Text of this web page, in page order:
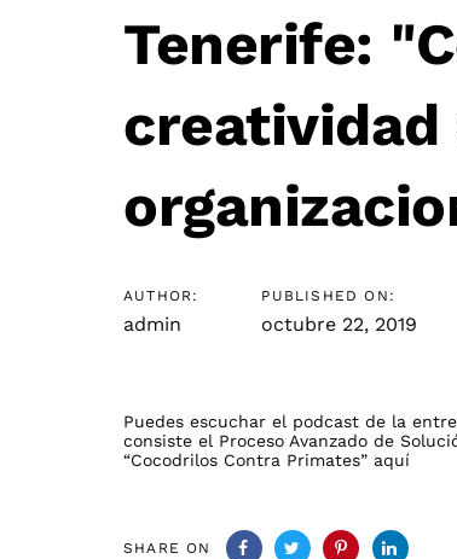
Tenerife:
creatividad
AUTHOR:
admin
PUBLISHED ON:
octubre 22, 2019
Puedes escuchar el podcast de la
consiste el Proceso Avanzado de
“Cocodrilos Contra Primates” aquí
SHARE ON